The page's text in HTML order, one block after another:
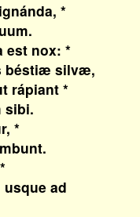
*
est nox: *
béstiæ silvæ,
rápiant *
*
ad